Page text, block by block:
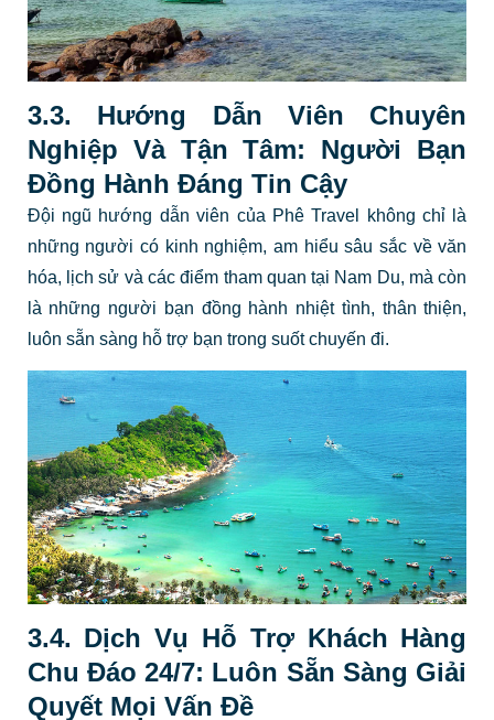
3.3. Hướng Dẫn Viên Chuyên
Nghiệp Và Tận Tâm: Người Bạn
Đồng Hành Đáng Tin Cậy
Đội ngũ hướng dẫn viên của Phê Travel không chỉ là
những người có kinh nghiệm, am hiểu sâu sắc về văn
hóa, lịch sử và các điểm tham quan tại Nam Du, mà còn
là những người bạn đồng hành nhiệt tình, thân thiện,
luôn sẵn sàng hỗ trợ bạn trong suốt chuyến đi.
3.4. Dịch Vụ Hỗ Trợ Khách Hàng
Chu Đáo 24/7: Luôn Sẵn Sàng Giải
Quyết Mọi Vấn Đề